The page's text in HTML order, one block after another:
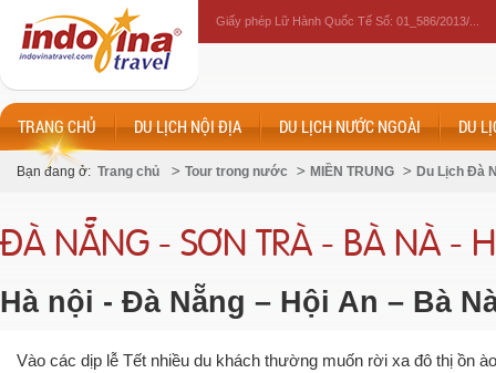
Giấy phép Lữ Hành Quốc Tế Số: 01_586/2013/...
TRANG CHỦ DU LỊCH NỘI ĐỊA DU LỊCH NƯỚC NGOÀI DU
Bạn đang ở: Trang chủ Tour trong nước MIỀN TRUNG Du Lịch Đà
ĐÀ NẴNG - SƠN TRÀ - BÀ NÀ -
Hà nội - Đà Nẵng – Hội An – Bà
Vào các dịp lễ Tết nhiều du khách thường muốn rời xa đô thị ồn